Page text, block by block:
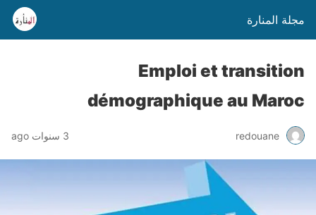
مجلة المنارة
Emploi et transition
démographique au Maroc
redouane 3 سنوات ago